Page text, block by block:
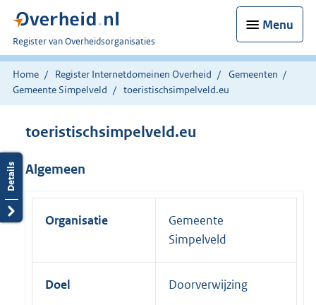
Menu
U
bent
nu
hier:
Register van Overheidsorganisaties
Home Register Internetdomeinen Overheid
Gemeenten
Gemeente Simpelveld
toeristischsimpelveld.eu
toeristischsimpelveld.eu
Algemeen
Organisatie
Gemeente
Simpelveld
Doel Doorverwijzing